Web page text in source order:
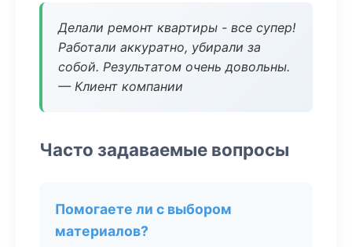
Делали ремонт квартиры - все супер!
Работали аккуратно, убирали за
собой. Результатом очень довольны.
— Клиент компании
Часто задаваемые вопросы
Помогаете ли с выбором
материалов?